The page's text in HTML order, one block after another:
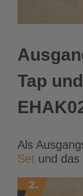
Tap
Als
Set und das